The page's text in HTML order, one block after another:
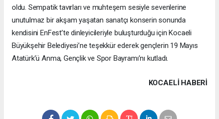
oldu. Sempatik tavırları ve muhteşem sesiyle sevenlerine
unutulmaz bir akşam yaşatan sanatçı konserin sonunda
kendisini EnFest’te dinleyicileriyle buluşturduğu için Kocaeli
Büyükşehir Belediyesi’ne teşekkür ederek gençlerin 19 Mayıs
Atatürk’ü Anma, Gençlik ve Spor Bayramı’nı kutladı.
KOCAELI HABERİ